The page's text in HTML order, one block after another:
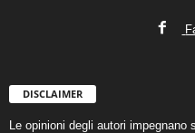
DISCLAIMER
Le opinioni degli autori